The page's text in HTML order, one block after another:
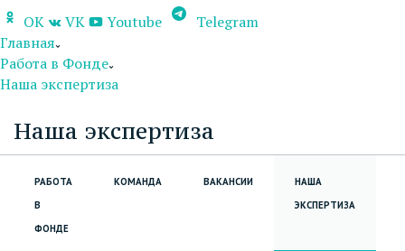
OK
VK Youtube
Telegram
Главная
Работа в Фонде
Наша экспертиза
Наша экспертиза
РАБОТА
В
ФОНДЕ
КОМАНДА ВАКАНСИИ
НАША
ЭКСПЕРТИЗА